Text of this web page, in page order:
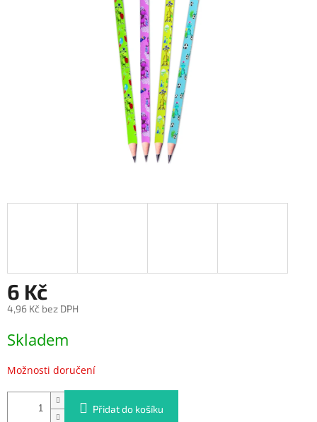
6 Kč
4,96 Kč bez DPH
cena:
Skladem
Možnosti doručení
Přidat do košíku